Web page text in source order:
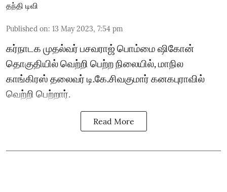
தந்தி டிவி
Published on: 13 May 2023, 7:54 pm
கர்நாடக முதல்வர் பசவராஜ் பொம்மை ஷிகோன்
தொகுதியில் வெற்றி பெற்ற நிலையில், மாநில
காங்கிரஸ் தலைவர் டி.கே.சிவகுமார் கனகபுராவில்
வெற்றி பெற்றார்.
Read More